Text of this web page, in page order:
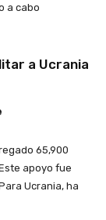
a cabo
a Ucrania
65,900
apoyo fue
Ucrania, ha